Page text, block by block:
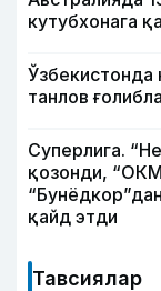
кутубхонага
Ўзбекистонда
танлов
Суперлига.
қозонди,
қайд этди
Тавсиялар